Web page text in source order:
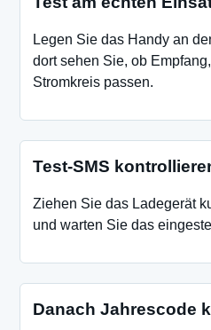
Legen Sie das Handy an
dort sehen Sie, ob
Stromkreis passen.
Test-SMS
Ziehen Sie das Ladegerät
und warten Sie das
Danach Jahrescode